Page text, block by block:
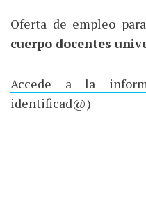
Oferta de empleo
cuerpo docentes
Accede a la
identificad@)